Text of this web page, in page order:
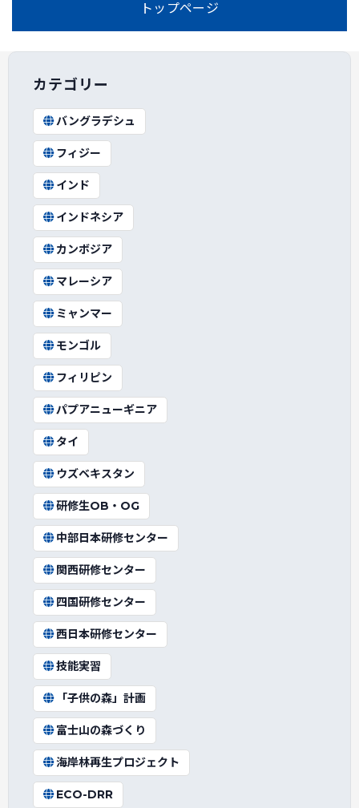
トップページ
カテゴリー
バングラデシュ
フィジー
インド
インドネシア
カンボジア
マレーシア
ミャンマー
モンゴル
フィリピン
パプアニューギニア
タイ
ウズベキスタン
研修生OB・OG
中部日本研修センター
関西研修センター
四国研修センター
西日本研修センター
技能実習
「子供の森」計画
富士山の森づくり
海岸林再生プロジェクト
ECO-DRR